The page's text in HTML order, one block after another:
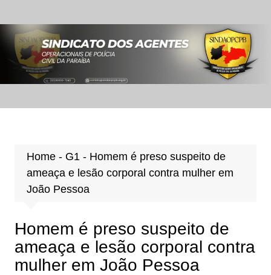
para
conteúdo
Home- G1 - Homem é preso suspeito de
ameaça e lesão corporal contra mulher em
João Pessoa
Homem é preso suspeito de
ameaça e lesão corporal contra
mulher em João Pessoa